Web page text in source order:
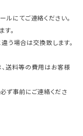
にてご連絡ください。
。
う場合は交換致します。
送料等の費用はお客様
ず事前にご連絡くださ